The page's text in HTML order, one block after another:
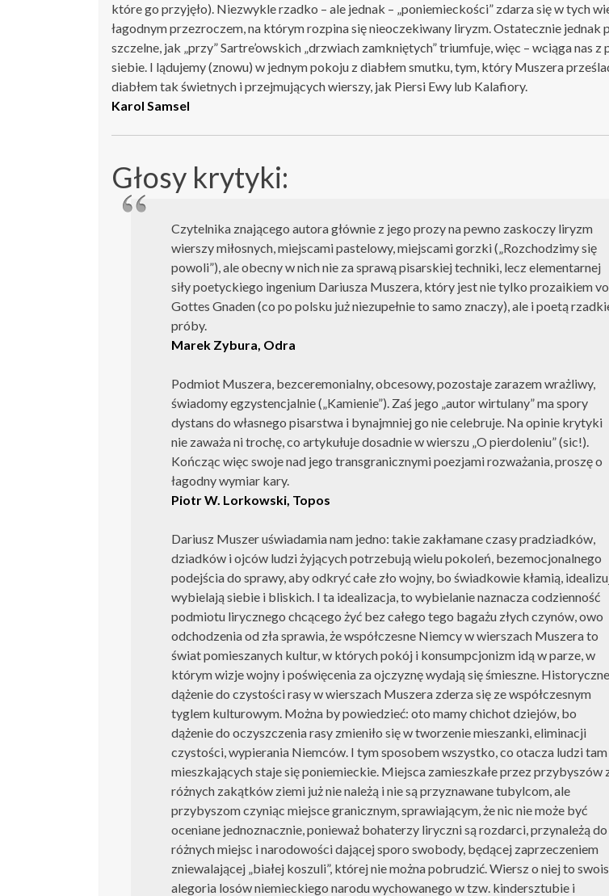
które go przyjęło). Niezwykle rzadko – ale jednak – „poniemieckości” zdarza się w tych
łagodnym przezroczem, na którym rozpina się nieoczekiwany liryzm. Ostatecznie jednak
szczelne, jak „przy” Sartre’owskich „drzwiach zamkniętych” triumfuje, więc – wciąga nas
siebie. I lądujemy (znowu) w jednym pokoju z diabłem smutku, tym, który Muszera
diabłem tak świetnych i przejmujących wierszy, jak Piersi Ewy lub Kalafiory.
Karol Samsel
Głosy krytyki:
Czytelnika znającego autora głównie z jego prozy na pewno zaskoczy liryzm
wierszy miłosnych, miejscami pastelowy, miejscami gorzki („Rozchodzimy się
powoli”), ale obecny w nich nie za sprawą pisarskiej techniki, lecz elementarnej
siły poetyckiego ingenium Dariusza Muszera, który jest nie tylko prozaikiem
Gottes Gnaden(co po polsku już niezupełnie to samo znaczy), ale i poetą
próby.
Marek Zybura, Odra
Podmiot Muszera, bezceremonialny, obcesowy, pozostaje zarazem wrażliwy,
świadomy egzystencjalnie („Kamienie”). Zaś jego „autor wirtulany” ma spory
dystans do własnego pisarstwa i bynajmniej go nie celebruje. Na opinie krytyki
nie zaważa ni trochę, co artykułuje dosadnie w wierszu „O pierdoleniu” (sic!).
Kończąc więc swoje nad jego transgranicznymi poezjami rozważania, proszę o
łagodny wymiar kary.
Piotr W. Lorkowski, Topos
Dariusz Muszer uświadamia nam jedno: takie zakłamane czasy pradziadków,
dziadków i ojców ludzi żyjących potrzebują wielu pokoleń, bezemocjonalnego
podejścia do sprawy, aby odkryć całe zło wojny, bo świadkowie kłamią,
wybielają siebie i bliskich. I ta idealizacja, to wybielanie naznacza codzienność
podmiotu lirycznego chcącego żyć bez całego tego bagażu złych czynów, owo
odchodzenia od zła sprawia, że współczesne Niemcy w wierszach Muszera to
świat pomieszanych kultur, w których pokój i konsumpcjonizm idą w parze, w
którym wizje wojny i poświęcenia za ojczyznę wydają się śmieszne. Historyczne
dążenie do czystości rasy w wierszach Muszera zderza się ze współczesnym
tyglem kulturowym. Można by powiedzieć: oto mamy chichot dziejów, bo
dążenie do oczyszczenia rasy zmieniło się w tworzenie mieszanki, eliminacji
czystości, wypierania Niemców. I tym sposobem wszystko, co otacza ludzi tam
mieszkających staje się poniemieckie. Miejsca zamieszkałe przez przybyszów
różnych zakątków ziemi już nie należą i nie są przyznawane tubylcom, ale
przybyszom czyniąc miejsce granicznym, sprawiającym, że nic nie może być
oceniane jednoznacznie, ponieważ bohaterzy liryczni są rozdarci, przynależą do
różnych miejsc i narodowości dającej sporo swobody, będącej zaprzeczeniem
zniewalającej „białej koszuli”, której nie można pobrudzić. Wiersz o niej to
alegoria losów niemieckiego narodu wychowanego w tzw. kindersztubie i